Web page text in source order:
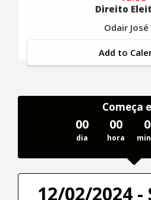
Direito
Odair José
Add to
Começa
00
dia
00
hora
12/02/2024 -